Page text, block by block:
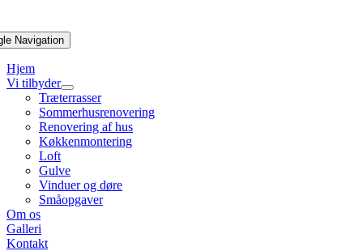
Navigation
Hjem
Vi tilbyder
Træterrasser
Sommerhusrenovering
Renovering af hus
Køkkenmontering
Loft
Gulve
Vinduer og døre
Småopgaver
Om os
Galleri
Kontakt